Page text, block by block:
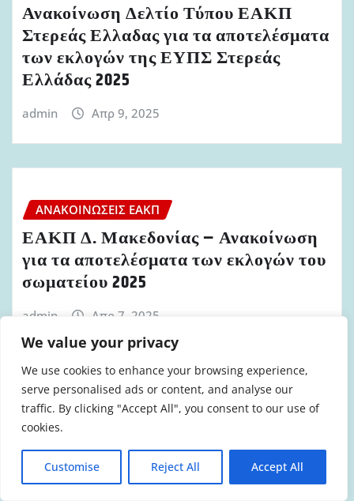
We value your privacy
We use cookies to enhance your browsing experience,
serve personalised ads or content, and analyse our
traffic. By clicking "Accept All", you consent to our use of
cookies.
Customise Reject All Accept All
Ανακοίνωση Δελτίο Τύπου ΕΑΚΠ
Στερεάς Ελλαδας για τα αποτελέσματα
των εκλογών της ΕΥΠΣ Στερεάς
Ελλάδας 2025
admin Απρ 9, 2025
ΑΝΑΚΟΙΝΏΣΕΙΣ ΕΑΚΠ
ΕΑΚΠ Δ. Μακεδονίας – Ανακοίνωση
για τα αποτελέσματα των εκλογών του
σωματείου 2025
admin Απρ 7, 2025
ΑΝΑΚΟΙΝΏΣΕΙΣ ΕΑΚΠ
Εκλογική Διακήρυξη ΕΑΚΠ Στερεάς
Ελλάδας 2025